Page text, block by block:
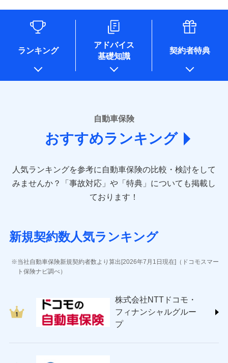
情報を取引のある他の保険会社の商品・サービスをご提案す
るために利用させていただくことがあります。）
各種セミナーの開催のため
コンサルティングサービスの実施のため
アンケートやキャンペーン等の実施のため
上記に係る案内・手続き・管理等付帯業務を行うため
* 当社が委託を受けている保険会社の情報は、保険会社のホ
ームページに掲載しておりますので、ご確認ください。
あいおいニッセイ同和損害保険株式会社
(https://www.aioinissaydowa.co.jp/)
アクサ損害保険株式会社 (https://www.axa-
direct.co.jp/)
sompo.co.jp/)
東京海上ダイレクト損害保険株式会社 (https://www.e-
AIG損害保険株式会社 (https://www.aig.co.jp/sonpo)
ジェイアイ傷害火災保険株式会社
ソニー損害保険株式会社
(https://www.sonysonpo.co.jp/)
ＳＯＭＰＯダイレクト損害保険株式会社
(https://www.sompo-direct.co.jp/)
チューリッヒ保険会社 (https://www.zurich.co.jp/)
ランキング
アドバイス
基礎知識
契約者特典
自動車保険
おすすめランキング
人気ランキングを参考に自動車保険の比較・検討をして
みませんか？
「事故対応」や「特典」についても掲載し
ております！
新規契約数人気ランキング
当社自動車保険新規契約者数より算出[2026年7月1日現在]（ドコモスマー
ト保険ナビ調べ）
株式会社NTTドコモ・
フィナンシャルグルー
プ